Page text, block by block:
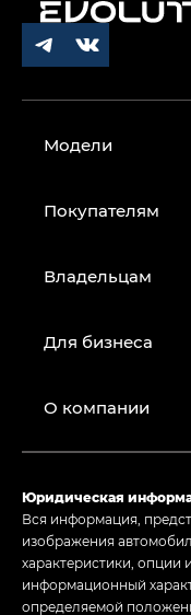
Модели
Покупателям
Владельцам
Для бизнеса
О компании
Юридическая
Вся информация,
изображения
характеристики, опции
информационный
определяемой